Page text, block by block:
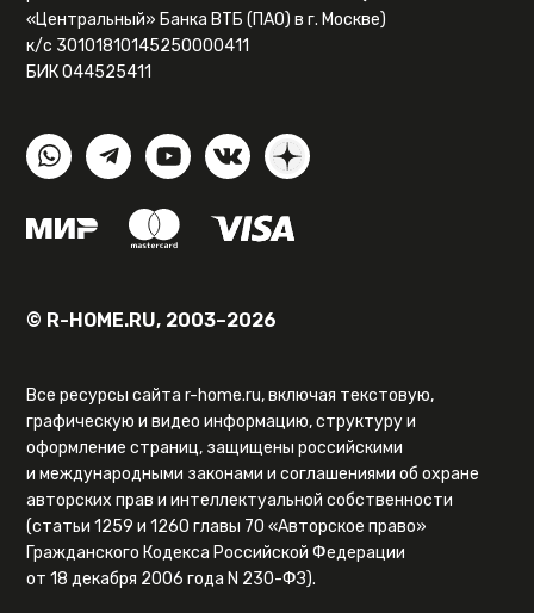
«Центральный» Банка ВТБ (ПАО) в г. Москве)
к/с 30101810145250000411
БИК 044525411
© R-HOME.RU, 2003–2026
Все ресурсы сайта r-home.ru, включая текстовую,
графическую и видео информацию, структуру и
оформление страниц, защищены российскими
и международными законами и соглашениями об охране
авторских прав и интеллектуальной собственности
(статьи 1259 и 1260 главы 70 «Авторское право»
Гражданского Кодекса Российской Федерации
от 18 декабря 2006 года N 230-ФЗ).